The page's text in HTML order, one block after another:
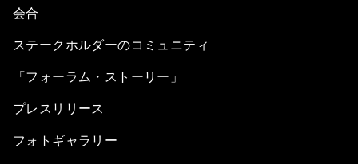
会合
ステークホルダーのコミュニティ
「フォーラム・ストーリー」
プレスリリース
フォトギャラリー